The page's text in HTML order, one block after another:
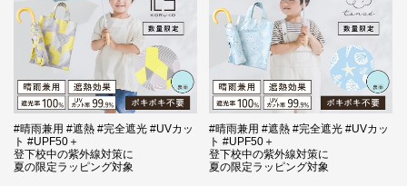
#晴雨兼用 #遮熱 #完全遮光 #UVカッ
ト #UPF50＋
登下校中の紫外線対策に
夏の限定ラッピング対象
#晴雨兼用 #遮熱 #完全遮光 #UVカッ
ト #UPF50＋
登下校中の紫外線対策に
夏の限定ラッピング対象